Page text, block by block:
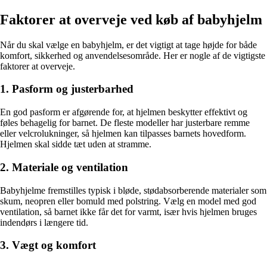
Faktorer at overveje ved køb af babyhjelm
Når du skal vælge en babyhjelm, er det vigtigt at tage højde for både
komfort, sikkerhed og anvendelsesområde. Her er nogle af de vigtigste
faktorer at overveje.
1. Pasform og justerbarhed
En god pasform er afgørende for, at hjelmen beskytter effektivt og
føles behagelig for barnet. De fleste modeller har justerbare remme
eller velcrolukninger, så hjelmen kan tilpasses barnets hovedform.
Hjelmen skal sidde tæt uden at stramme.
2. Materiale og ventilation
Babyhjelme fremstilles typisk i bløde, stødabsorberende materialer som
skum, neopren eller bomuld med polstring. Vælg en model med god
ventilation, så barnet ikke får det for varmt, især hvis hjelmen bruges
indendørs i længere tid.
3. Vægt og komfort